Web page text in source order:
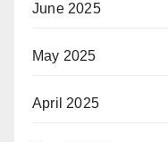
June 2025
May 2025
April 2025